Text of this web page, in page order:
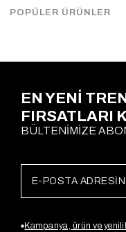
EN YENİ
FIRSATLARI
BÜLTENİMİZE
Kampanya, ürün ve
POPÜLER ÜRÜNLER